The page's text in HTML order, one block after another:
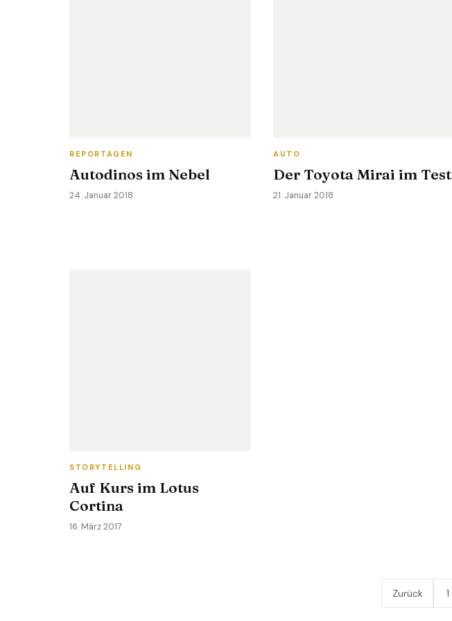
REPORTAGEN
Autodinos im Nebel
24. Januar 2018
AUTO
Der Toyota Mirai im Test
21. Januar 2018
STORYTELLING
Auf Kurs im Lotus
Cortina
16. März 2017
Zurück 1